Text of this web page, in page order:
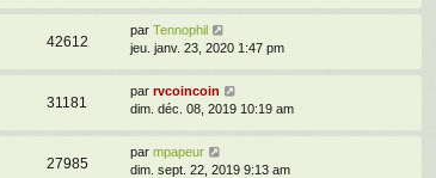
42612
par Tennophil
jeu. janv. 23, 2020 1:47 pm
31181
par rvcoincoin
dim. déc. 08, 2019 10:19 am
27985
par mpapeur
dim. sept. 22, 2019 9:13 am